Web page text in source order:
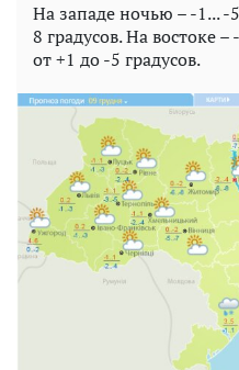
На западе ночью – -1... -
8 градусов. На востоке –
от +1 до -5 градусов.